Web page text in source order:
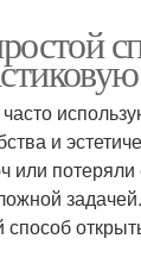
и
потеряли